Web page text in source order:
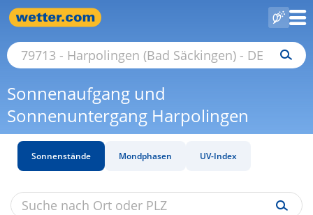
Sonnenaufgang und
Sonnenuntergang Harpolingen
Sonnenstände Mondphasen UV-Index